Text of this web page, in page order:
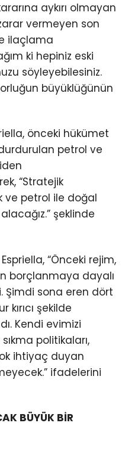
aykırı olmayan
vermeyen son
ilaçlama
ki hepiniz eski
söyleyebilesiniz.
büyüklüğünün
önceki hükümet
petrol ve
“Stratejik
ve petrol ile doğal
şeklinde
“Önceki rejim,
borçlanmaya dayalı
Şimdi sona eren dört
kırıcı şekilde
Kendi evimizi
politikaları,
ihtiyaç duyan
ifadelerini
BÜYÜK BİR